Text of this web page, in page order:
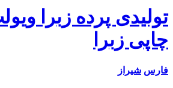
پرده زبرا ویولت
زبرا
شیراز